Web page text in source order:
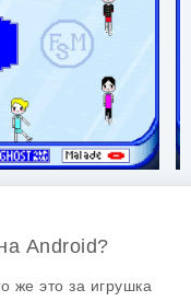
Android?
же это за игрушка